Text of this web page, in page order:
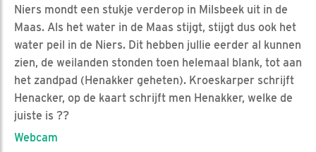
Niers mondt een stukje verderop in Milsbeek uit in de
Maas. Als het water in de Maas stijgt, stijgt dus ook het
water peil in de Niers. Dit hebben jullie eerder al kunnen
zien, de weilanden stonden toen helemaal blank, tot aan
het zandpad (Henakker geheten). Kroeskarper schrijft
Henacker, op de kaart schrijft men Henakker, welke de
juiste is ??
Webcam